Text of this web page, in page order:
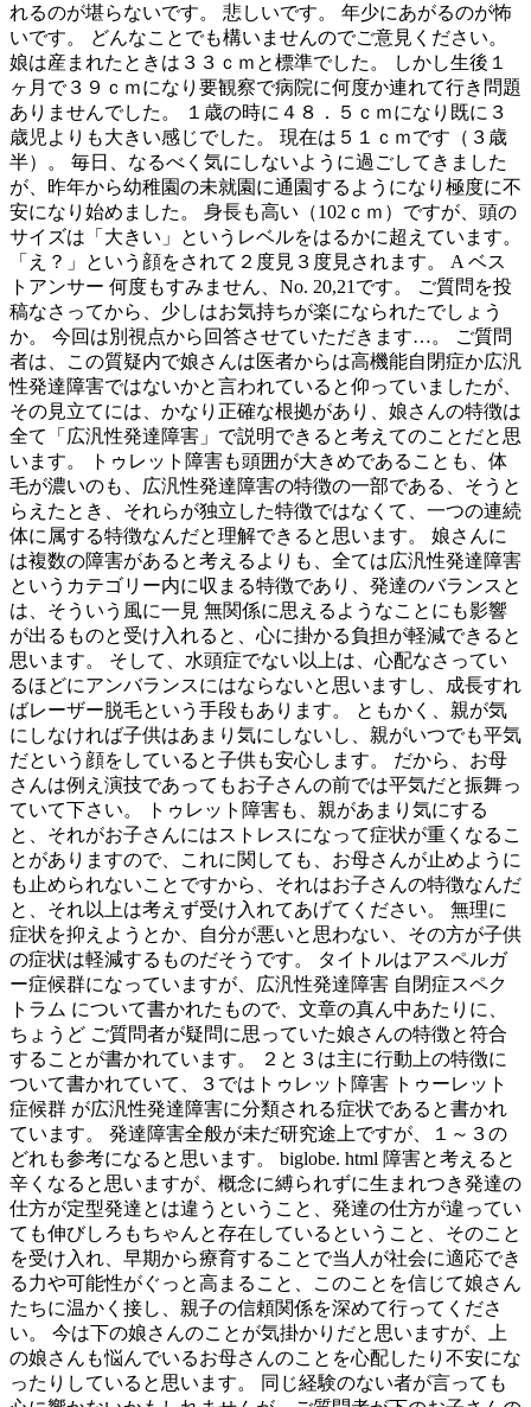
れるのが堪らないです。 悲しいです。 年少にあがるのが怖
いです。 どんなことでも構いませんのでご意見ください。
娘は産まれたときは３３ｃｍと標準でした。 しかし生後１
ヶ月で３９ｃｍになり要観察で病院に何度か連れて行き問題
ありませんでした。 １歳の時に４８．５ｃｍになり既に３
歳児よりも大きい感じでした。 現在は５１ｃｍです（３歳
半）。 毎日、なるべく気にしないように過ごしてきました
が、昨年から幼稚園の未就園に通園するようになり極度に不
安になり始めました。 身長も高い（102ｃｍ）ですが、頭の
サイズは「大きい」というレベルをはるかに超えています。
「え？」という顔をされて２度見３度見されます。 A ベス
トアンサー 何度もすみません、No. 20,21です。 ご質問を投
稿なさってから、少しはお気持ちが楽になられたでしょう
か。 今回は別視点から回答させていただきます…。 ご質問
者は、この質疑内で娘さんは医者からは高機能自閉症か広汎
性発達障害ではないかと言われていると仰っていましたが、
その見立てには、かなり正確な根拠があり、娘さんの特徴は
全て「広汎性発達障害」で説明できると考えてのことだと思
います。 トゥレット障害も頭囲が大きめであることも、体
毛が濃いのも、広汎性発達障害の特徴の一部である、そうと
らえたとき、それらが独立した特徴ではなくて、一つの連続
体に属する特徴なんだと理解できると思います。 娘さんに
は複数の障害があると考えるよりも、全ては広汎性発達障害
というカテゴリー内に収まる特徴であり、発達のバランスと
は、そういう風に一見 無関係に思えるようなことにも影響
が出るものと受け入れると、心に掛かる負担が軽減できると
思います。 そして、水頭症でない以上は、心配なさってい
るほどにアンバランスにはならないと思いますし、成長すれ
ばレーザー脱毛という手段もあります。 ともかく、親が気
にしなければ子供はあまり気にしないし、親がいつでも平気
だという顔をしていると子供も安心します。 だから、お母
さんは例え演技であってもお子さんの前では平気だと振舞っ
ていて下さい。 トゥレット障害も、親があまり気にする
と、それがお子さんにはストレスになって症状が重くなるこ
とがありますので、これに関しても、お母さんが止めように
も止められないことですから、それはお子さんの特徴なんだ
と、それ以上は考えず受け入れてあげてください。 無理に
症状を抑えようとか、自分が悪いと思わない、その方が子供
の症状は軽減するものだそうです。 タイトルはアスペルガ
ー症候群になっていますが、広汎性発達障害 自閉症スペク
トラム について書かれたもので、文章の真ん中あたりに、
ちょうど ご質問者が疑問に思っていた娘さんの特徴と符合
することが書かれています。 ２と３は主に行動上の特徴に
ついて書かれていて、３ではトゥレット障害 トゥーレット
症候群 が広汎性発達障害に分類される症状であると書かれ
ています。 発達障害全般が未だ研究途上ですが、１～３の
どれも参考になると思います。 biglobe. html 障害と考えると
辛くなると思いますが、概念に縛られずに生まれつき発達の
仕方が定型発達とは違うということ、発達の仕方が違ってい
ても伸びしろもちゃんと存在しているということ、そのこと
を受け入れ、早期から療育することで当人が社会に適応でき
る力や可能性がぐっと高まること、このことを信じて娘さん
たちに温かく接し、親子の信頼関係を深めて行ってくださ
い。 今は下の娘さんのことが気掛かりだと思いますが、上
の娘さんも悩んでいるお母さんのことを心配したり不安にな
ったりしていると思います。 同じ経験のない者が言っても